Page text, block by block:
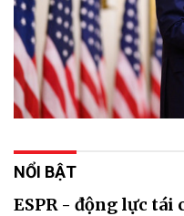
NỔI BẬT
ESPR - động lực tái